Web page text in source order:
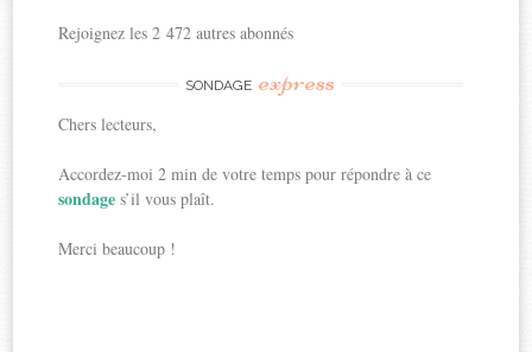
Rejoignez les 2 472 autres abonnés
SONDAGE express
Chers lecteurs,
Accordez-moi 2 min de votre temps pour répondre à ce
sondages’il vous plaît.
Merci beaucoup !